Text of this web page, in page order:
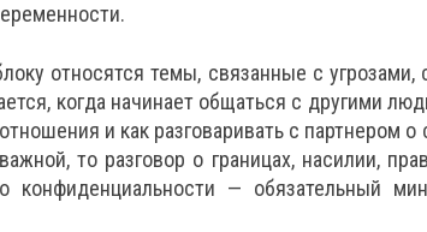
относятся темы, связанные с
когда начинает общаться с другими
и как разговаривать с партнером
то разговор о границах, насилии,
конфиденциальности — обязательный